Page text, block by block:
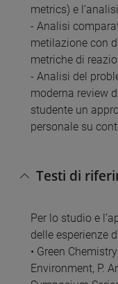
metrics) e
- Analisi
metilazione con
metriche di
- Analisi del
moderna review
studente un
personale su
Testi di
Per lo studio e
delle esperienze
• Green
Environment, P.